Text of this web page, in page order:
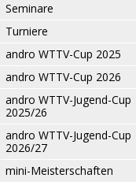
Seminare
Turniere
andro WTTV-Cup 2025
andro WTTV-Cup 2026
andro WTTV-Jugend-Cup
2025/26
andro WTTV-Jugend-Cup
2026/27
mini-Meisterschaften